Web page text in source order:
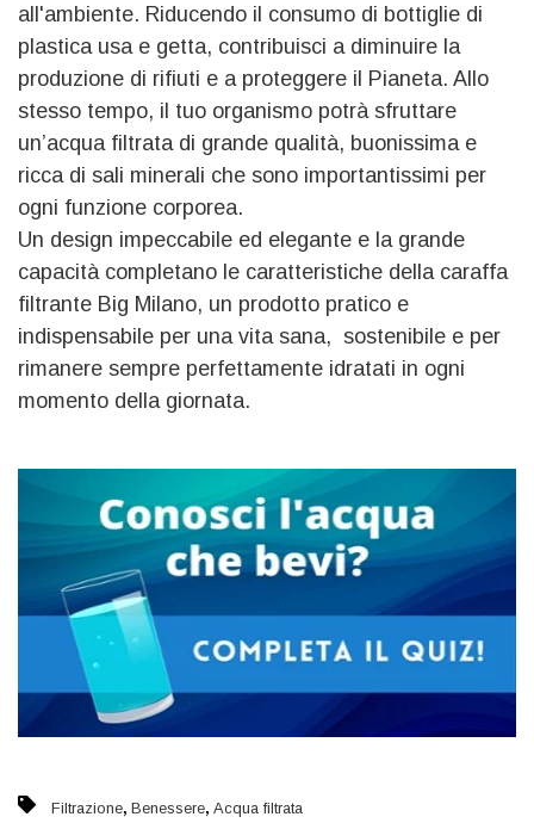
all'ambiente. Riducendo il consumo di bottiglie di
plastica usa e getta, contribuisci a diminuire la
produzione di rifiuti e a proteggere il Pianeta. Allo
stesso tempo, il tuo organismo potrà sfruttare
un’acqua filtrata di grande qualità, buonissima e
ricca di sali minerali che sono importantissimi per
ogni funzione corporea.
Un design impeccabile ed elegante e la grande
capacità completano le caratteristiche della caraffa
filtrante Big Milano, un prodotto pratico e
indispensabile per una vita sana, sostenibile e per
rimanere sempre perfettamente idratati in ogni
momento della giornata.
Filtrazione, Benessere, Acqua filtrata